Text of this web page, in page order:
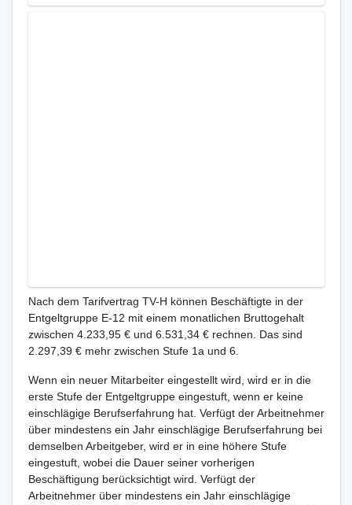
Nach dem Tarifvertrag TV-H können Beschäftigte in der
Entgeltgruppe E-12 mit einem monatlichen Bruttogehalt
zwischen 4.233,95 € und 6.531,34 € rechnen. Das sind
2.297,39 € mehr zwischen Stufe 1a und 6.
Wenn ein neuer Mitarbeiter eingestellt wird, wird er in die
erste Stufe der Entgeltgruppe eingestuft, wenn er keine
einschlägige Berufserfahrung hat. Verfügt der Arbeitnehmer
über mindestens ein Jahr einschlägige Berufserfahrung bei
demselben Arbeitgeber, wird er in eine höhere Stufe
eingestuft, wobei die Dauer seiner vorherigen
Beschäftigung berücksichtigt wird. Verfügt der
Arbeitnehmer über mindestens ein Jahr einschlägige